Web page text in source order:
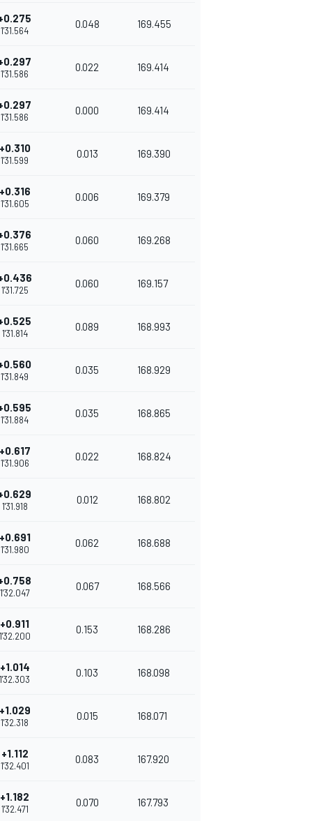
1'31.564
0.048 169.455
1'31.586
0.022 169.414
1'31.586
0.000 169.414
1'31.599
0.013 169.390
1'31.605
0.006 169.379
1'31.665
0.060 169.268
1'31.725
0.060 169.157
1'31.814
0.089 168.993
1'31.849
0.035 168.929
1'31.884
0.035 168.865
1'31.906
0.022 168.824
1'31.918
0.012 168.802
1'31.980
0.062 168.688
1'32.047
0.067 168.566
+0.911 0.153 168.286
+1.014
1'32.303
0.103 168.098
1'32.318
0.015 168.071
+1.112
1'32.401
0.083 167.920
+1.182
1'32.471
0.070 167.793